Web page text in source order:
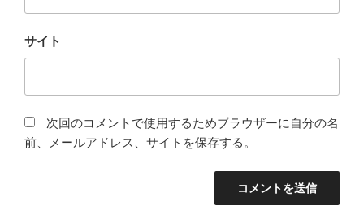
サイト
次回のコメントで使用するためブラウザーに自分の名
前、メールアドレス、サイトを保存する。